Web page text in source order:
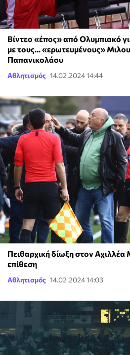
Βίντεο «έπος» από Ολυμπιακό
με τους... «ερωτευμένους»
Παπανικολάου
Αθλητισμός 14.02.2024 14:44
Πειθαρχική δίωξη στον Αχιλλέα
επίθεση
Αθλητισμός 14.02.2024 14:03